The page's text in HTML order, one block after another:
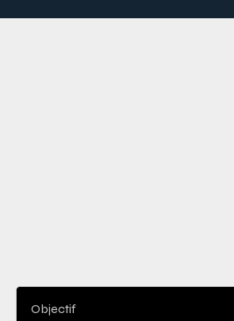
Objectif